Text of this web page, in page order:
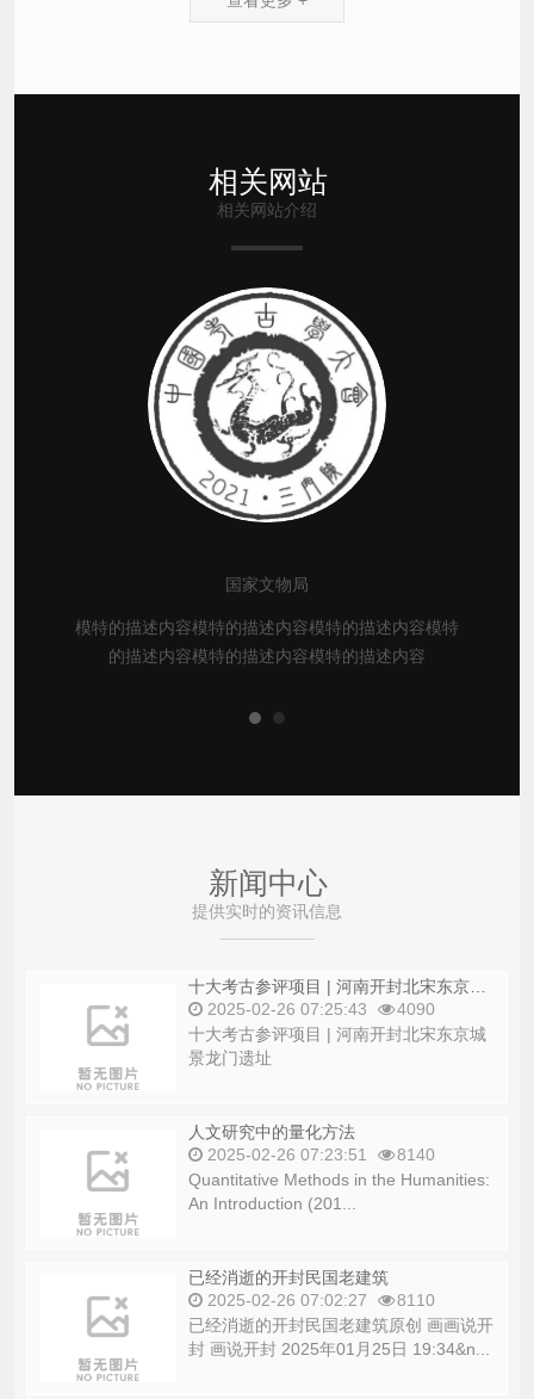
相关网站
相关网站介绍
国家文物局
模特的描述内容模特的描述内容模特的描述内容模特
的描述内容模特的描述内容模特的描述内容
新闻中心
提供实时的资讯信息
2025-02-26 07:25:43
4090
十大考古参评项目 | 河南开封北宋东京城
景龙门遗址
人文研究中的量化方法
2025-02-26 07:23:51
Quantitative Methods in the Humanities:
An Introduction (201...
已经消逝的开封民国老建筑
2025-02-26 07:02:27
已经消逝的开封民国老建筑原创 画画说开
封 画说开封 2025年01月25日 19:34&n...